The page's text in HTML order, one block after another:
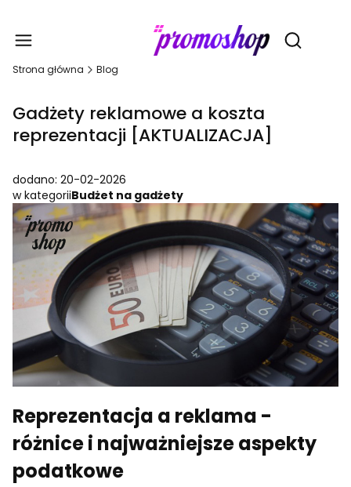
Otwórz
Strona główna Blog
Gadżety reklamowe a koszta
reprezentacji [AKTUALIZACJA]
dodano: 20-02-2026
w kategoriiBudżet na gadżety
Reprezentacja a reklama -
różnice i najważniejsze aspekty
podatkowe